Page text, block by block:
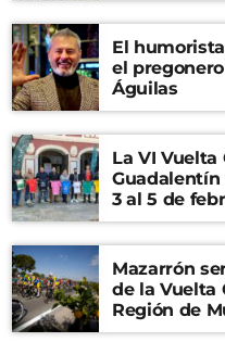
El
el
Águilas
La VI Vuelta
3 al 5 de
en el
Mazarrón
de la Vuelta
Región de
Mariano